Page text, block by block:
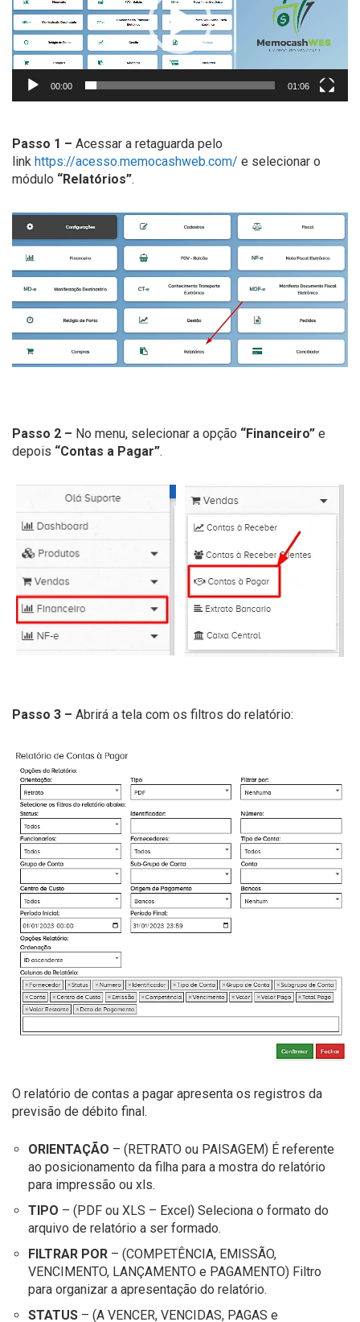
00:00 01:06
Passo 1 – Acessar a retaguarda pelo
link https://acesso.memocashweb.com/ e selecionar o
módulo “Relatórios”.
Passo 2 – No menu, selecionar a opção “Financeiro” e
depois “Contas a Pagar”.
Passo 3 – Abrirá a tela com os filtros do relatório:
O relatório de contas a pagar apresenta os registros da
previsão de débito final.
ORIENTAÇÃO – (RETRATO ou PAISAGEM) É referente
ao posicionamento da filha para a mostra do relatório
para impressão ou xls.
TIPO – (PDF ou XLS – Excel) Seleciona o formato do
arquivo de relatório a ser formado.
FILTRAR POR – (COMPETÊNCIA, EMISSÃO,
VENCIMENTO, LANÇAMENTO e PAGAMENTO) Filtro
para organizar a apresentação do relatório.
STATUS – (A VENCER, VENCIDAS, PAGAS e